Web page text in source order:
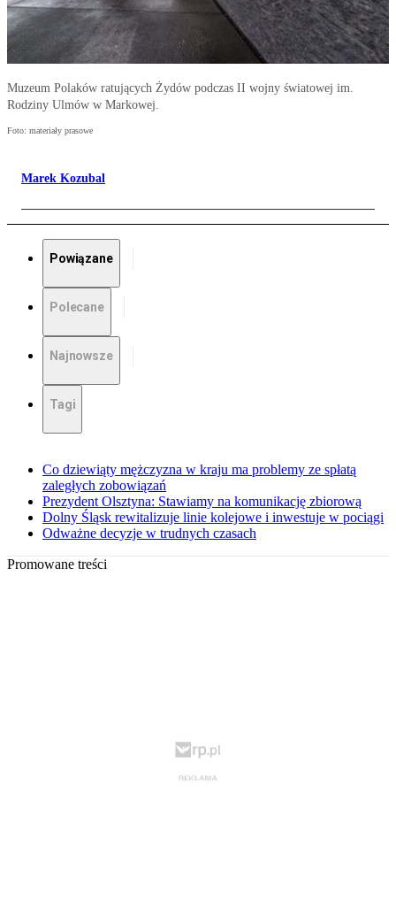
Muzeum Polaków ratujących Żydów podczas II wojny światowej im.
Rodziny Ulmów w Markowej.
Foto: materiały prasowe
Marek Kozubal
Powiązane
Polecane
Najnowsze
Tagi
Co dziewiąty mężczyzna w kraju ma problemy ze spłatą
zaległych zobowiązań
Prezydent Olsztyna: Stawiamy na komunikację zbiorową
Dolny Śląsk rewitalizuje linie kolejowe i inwestuje w pociągi
Odważne decyzje w trudnych czasach
Promowane treści